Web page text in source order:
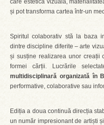
care estetica vizuală,
și pot transforma cartea într-un
Spiritul colaborativ stă la baza
dintre discipline diferite – arte
și susține realizarea unor creații
formei cărții. Lucrările
multidisciplinară organizată în
performative, colaborative sau
Ediția a doua continuă direcția
un număr impresionant de artiști